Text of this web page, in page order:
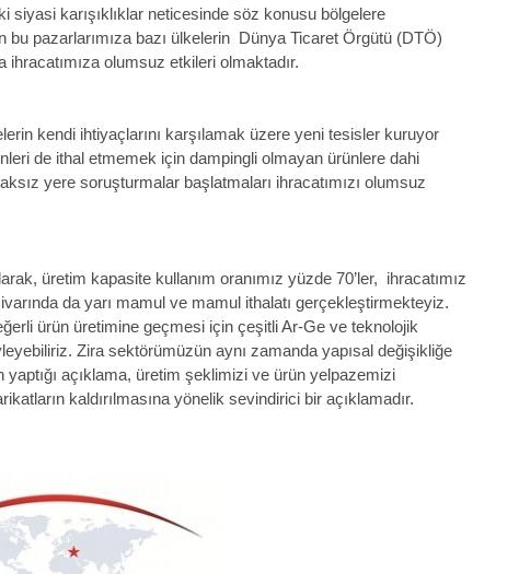
siyasi karışıklıklar neticesinde söz konusu bölgelere
bu pazarlarımıza bazı ülkelerin Dünya Ticaret Örgütü (DTÖ)
ihracatımıza olumsuz etkileri olmaktadır.
kendi ihtiyaçlarını karşılamak üzere yeni tesisler kuruyor
de ithal etmemek için dampingli olmayan ürünlere dahi
yere soruşturmalar başlatmaları ihracatımızı olumsuz
üretim kapasite kullanım oranımız yüzde 70’ler, ihracatımız
da yarı mamul ve mamul ithalatı gerçekleştirmekteyiz.
ürün üretimine geçmesi için çeşitli Ar-Ge ve teknolojik
Zira sektörümüzün aynı zamanda yapısal değişikliğe
yaptığı açıklama, üretim şeklimizi ve ürün yelpazemizi
kaldırılmasına yönelik sevindirici bir açıklamadır.